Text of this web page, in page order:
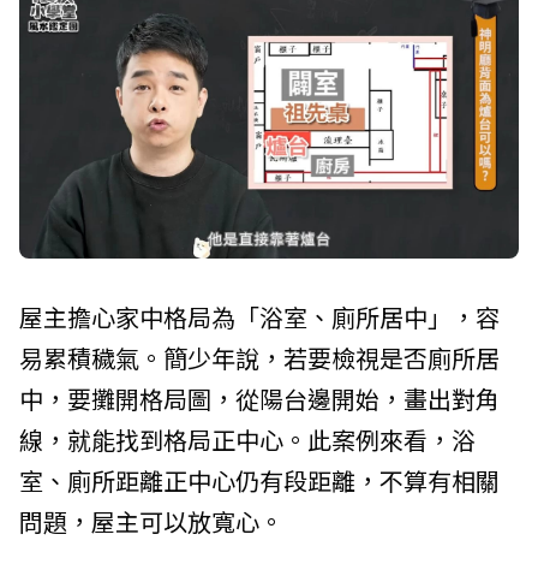
屋主擔心家中格局為「浴室、廁所居中」，容
易累積穢氣。簡少年說，若要檢視是否廁所居
中，要攤開格局圖，從陽台邊開始，畫出對角
線，就能找到格局正中心。此案例來看，浴
室、廁所距離正中心仍有段距離，不算有相關
問題，屋主可以放寬心。